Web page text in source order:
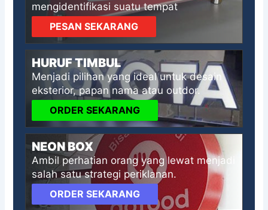
mengidentifikasi suatu tempat
PESAN SEKARANG
HURUF TIMBUL
Menjadi pilihan yang ideal untuk desain
eksterior, papan nama atau outdor.
ORDER SEKARANG
NEON BOX
Ambil perhatian orang yang lewat menjadi
salah satu strategi periklanan.
ORDER SEKARANG